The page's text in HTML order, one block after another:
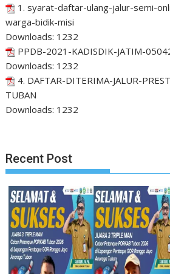
1. syarat-daftar-ulang-jalur-semi-
warga-bidik-misi
Downloads: 1232
PPDB-2021-KADISDIK-JATIM-
Downloads: 1232
4. DAFTAR-DITERIMA-JALUR-
TUBAN
Downloads: 1232
Recent Post